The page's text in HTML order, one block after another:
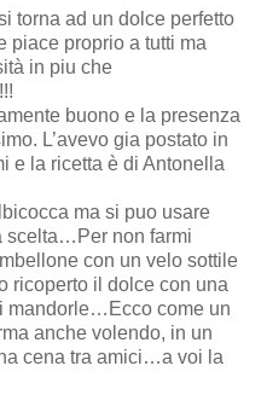
torna ad un dolce perfetto
piace proprio a tutti ma
in piu che
buono e la presenza
L’avevo gia postato in
e la ricetta è di Antonella
ma si puo usare
scelta…Per non farmi
con un velo sottile
ricoperto il dolce con una
mandorle…Ecco come un
anche volendo, in un
cena tra amici…a voi la